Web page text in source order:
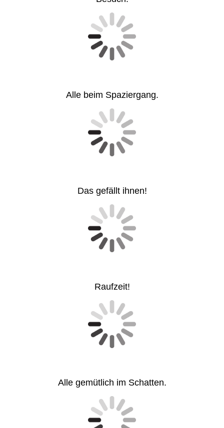
Alle beim Spaziergang.
Das gefällt ihnen!
Raufzeit!
Alle gemütlich im Schatten.